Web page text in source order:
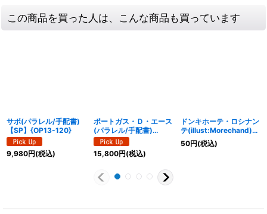
この商品を買った人は、こんな商品も買っています
サボ(パラレル/手配書)
【SP】{OP13-120}
9,980円(税込)
ポートガス・Ｄ・エース
(パラレル/手配書)
【SP】{OP13-119}
15,800円(税込)
ドンキホーテ・ロシナン
テ(illust:Morechand)
【C】{OP02-108}
50円(税込)